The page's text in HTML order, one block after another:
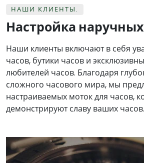
НАШИ КЛИЕНТЫ.
Настройка
Наши клиенты включают в себя
часов, бутики часов и
любителей часов. Благодаря
сложного часового мира, мы
настраиваемых моток для часов,
демонстрируют славу ваших часов.